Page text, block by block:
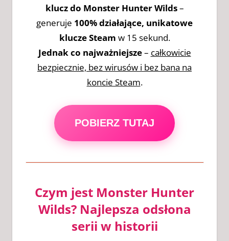
klucz do Monster Hunter Wilds–
generuje 100% działające, unikatowe
klucze Steam w 15 sekund.
Jednak co najważniejsze– całkowicie
bezpiecznie, bez wirusów i bez bana na
koncie Steam.
POBIERZ TUTAJ
Czym jest Monster Hunter
Wilds? Najlepsza odsłona
serii w historii